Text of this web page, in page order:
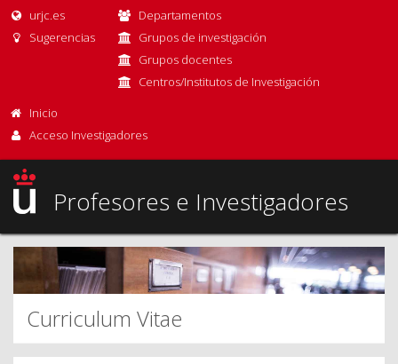
urjc.es
Sugerencias
Departamentos
Grupos de investigación
Grupos docentes
Centros/Institutos de Investigación
Inicio
Acceso Investigadores
Profesores e Investigadores
Curriculum Vitae